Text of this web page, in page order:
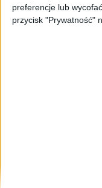
preferencje lub
przycisk "Prywatność"
TOPEdukacja